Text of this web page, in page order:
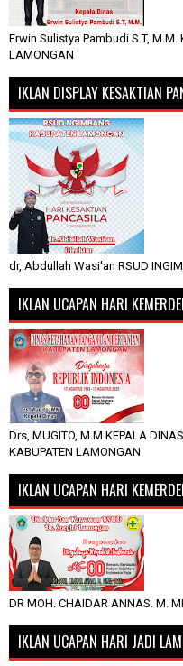
Erwin Sulistya Pambudi S.T, M.M.
LAMONGAN
IKLAN DISPLAY KESAKTIAN
dr, Abdullah Wasi'an RSUD
IKLAN UCAPAN HARI
Drs, MUGITO, M.M KEPALA
KABUPATEN LAMONGAN
IKLAN UCAPAN HARI
DR MOH. CHAIDAR ANNAS. M.
IKLAN UCAPAN HARI JADI